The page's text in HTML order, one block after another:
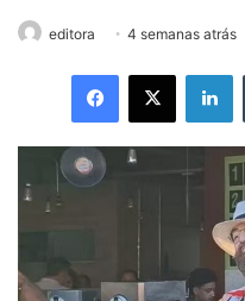
editora 4 semanas atrás